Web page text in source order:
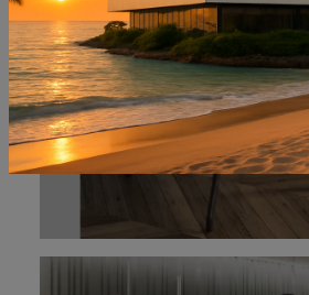
RACHEL TURN